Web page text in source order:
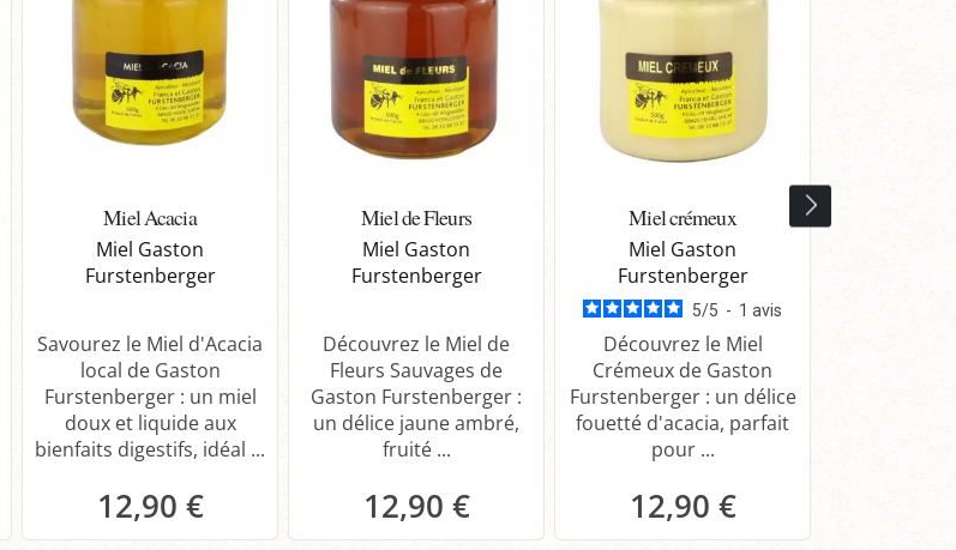
Miel Acacia
Miel Gaston
Furstenberger
Savourez le Miel d'Acacia
local de Gaston
Furstenberger : un miel
doux et liquide aux
bienfaits digestifs, idéal ...
12,90 €
Miel de Fleurs
Miel Gaston
Furstenberger
Découvrez le Miel de
Fleurs Sauvages de
Gaston Furstenberger :
un délice jaune ambré,
fruité ...
12,90 €
Miel crémeux
Miel Gaston
Furstenberger
5/5 - 1 avis
Découvrez le Miel
Crémeux de Gaston
Furstenberger : un délice
fouetté d'acacia, parfait
pour ...
12,90 €